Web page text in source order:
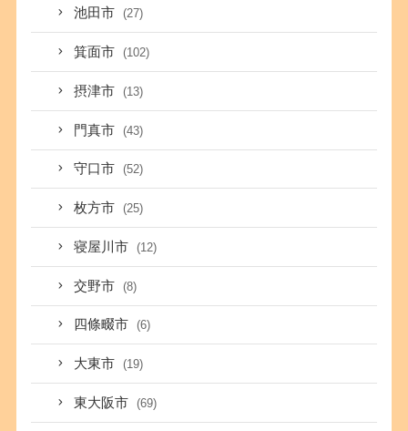
池田市 (27)
箕面市 (102)
摂津市 (13)
門真市 (43)
守口市 (52)
枚方市 (25)
寝屋川市 (12)
交野市 (8)
四條畷市 (6)
大東市 (19)
東大阪市 (69)